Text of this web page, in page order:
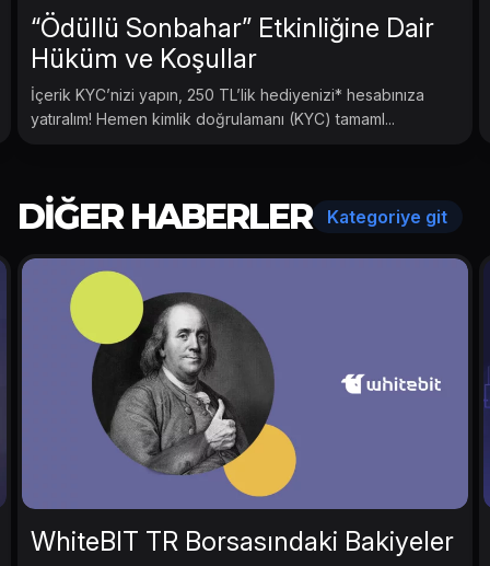
“Ödüllü Sonbahar” Etkinliğine Dair
Hüküm ve Koşullar
İçerik KYC’nizi yapın, 250 TL’lik hediyenizi* hesabınıza
yatıralım! Hemen kimlik doğrulamanı (KYC) tamaml...
DIĞER HABERLER Kategoriye git
WhiteBIT TR Borsasındaki Bakiyeler